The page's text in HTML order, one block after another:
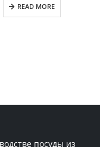
READ MORE
посуды из